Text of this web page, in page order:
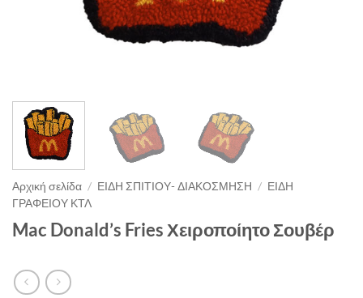
Αρχική σελίδα / ΕΙΔΗ ΣΠΙΤΙΟΥ- ΔΙΑΚΟΣΜΗΣΗ / ΕΙΔΗ
ΓΡΑΦΕΙΟΥ ΚΤΛ
Mac Donald’s Fries Χειροποίητο Σουβέρ